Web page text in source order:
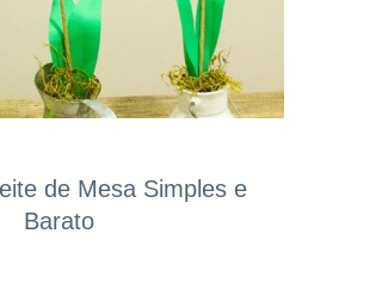
de Mesa Simples e
Barato